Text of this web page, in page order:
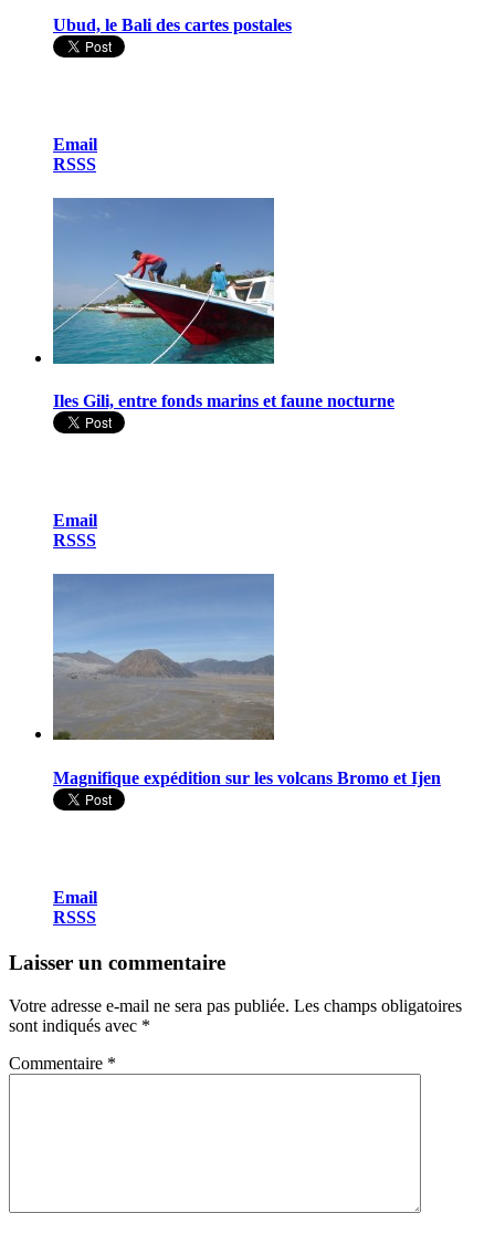
Ubud, le Bali des cartes postales
Email
RSSS
Iles Gili, entre fonds marins et faune nocturne
Email
RSSS
Magnifique expédition sur les volcans Bromo et Ijen
Email
RSSS
Laisser un commentaire
Votre adresse e-mail ne sera pas publiée. Les champs obligatoires
sont indiqués avec *
Commentaire *